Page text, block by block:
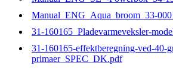
Manual_ENG_Aqua_broom_33-
31-160165_Pladevarmeveksler-
31-160165-effektberegning-ved-40-
primaer_SPEC_DK.pdf